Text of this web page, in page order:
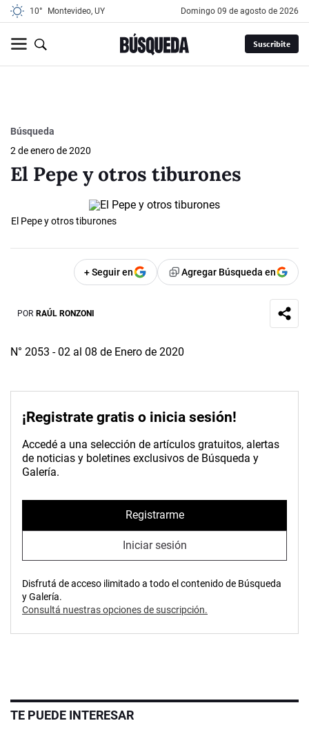
10° Montevideo, UY domingo 09 de agosto de 2026
Suscribite
Búsqueda
2 de enero de 2020
El Pepe y otros tiburones
El Pepe y otros tiburones
+ Seguir en Agregar Búsqueda en
POR RAÚL RONZONI
N° 2053 - 02 al 08 de Enero de 2020
¡Registrate gratis o inicia sesión!
Accedé a una selección de artículos gratuitos, alertas
de noticias y boletines exclusivos de Búsqueda y
Galería.
Registrarme
Iniciar sesión
Disfrutá de acceso ilimitado a todo el contenido de Búsqueda
y Galería.
Consultá nuestras opciones de suscripción.
TE PUEDE INTERESAR